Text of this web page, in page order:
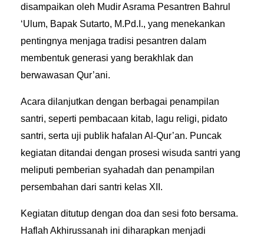
disampaikan oleh Mudir Asrama Pesantren Bahrul
‘Ulum, Bapak Sutarto, M.Pd.I., yang menekankan
pentingnya menjaga tradisi pesantren dalam
membentuk generasi yang berakhlak dan
berwawasan Qur’ani.
Acara dilanjutkan dengan berbagai penampilan
santri, seperti pembacaan kitab, lagu religi, pidato
santri, serta uji publik hafalan Al-Qur’an. Puncak
kegiatan ditandai dengan prosesi wisuda santri yang
meliputi pemberian syahadah dan penampilan
persembahan dari santri kelas XII.
Kegiatan ditutup dengan doa dan sesi foto bersama.
Haflah Akhirussanah ini diharapkan menjadi